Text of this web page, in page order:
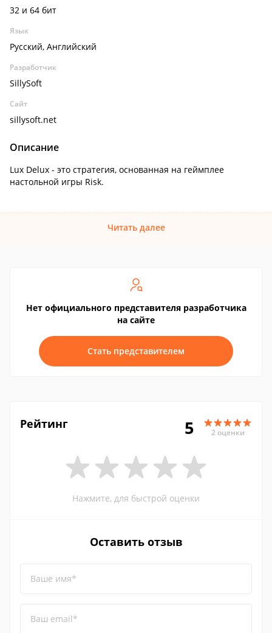
32 и 64 бит
Язык
Русский, Английский
Разработчик
SillySoft
Сайт
sillysoft.net
Описание
Lux Delux - это стратегия, основанная на геймплее
настольной игры Risk.
Читать далее
Нет официального представителя разработчика
на сайте
Стать представителем
Рейтинг 5 2 оценки
Нажмите, для быстрой оценки
Оставить отзыв
Ваше имя*
Ваш email*